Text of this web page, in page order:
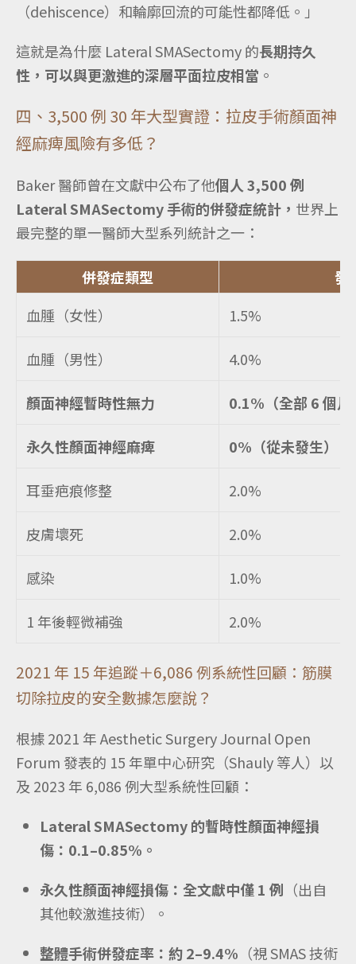
（dehiscence）和輪廓回流的可能性都降低。」
這就是為什麼 Lateral SMASectomy 的長期持久
性，可以與更激進的深層平面拉皮相當 。
四、3,500 例 30 年大型實證：拉皮手術顏面神
經麻痺風險有多低？
Baker 醫師曾在文獻中公布了他個人 3,500 例
Lateral SMASectomy 手術的併發症統計， 世界上
最完整的單一醫師大型系列統計之一：
併發症類型
發
血腫（女性）
1.5%
血腫（男性） 4.0%
顏面神經暫時性無力 0.1%（全部 6 個月
永久性顏面神經麻痺 0%（從未發生）
耳垂疤痕修整 2.0%
皮膚壞死 2.0%
感染 1.0%
1 年後輕微補強 2.0%
2021 年 15 年追蹤＋6,086 例系統性回顧：筋膜
切除拉皮的安全數據怎麼說？
根據 2021 年Aesthetic Surgery Journal Open
Forum 發表的 15 年單中心研究（Shauly 等人）以
及 2023 年 6,086 例大型系統性回顧：
Lateral SMASectomy 的暫時性顏面神經損
傷：0.1–0.85%。
永久性顏面神經損傷：全文獻中僅 1 例 （出自
其他較激進技術）。
整體手術併發症率：約 2–9.4% （視 SMAS 技術